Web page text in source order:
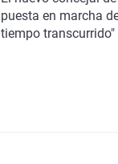
puesta en marcha
tiempo transcurrido"